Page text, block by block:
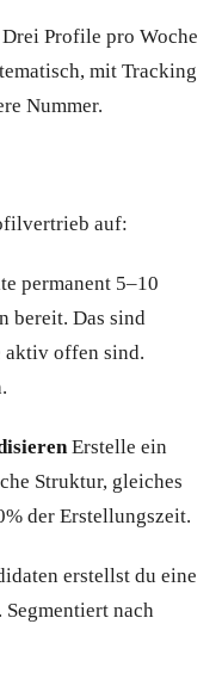
Profile pro Woche
mit Tracking
Nummer.
auf:
permanent 5–10
bereit. Das sind
aktiv offen sind.
Erstelle ein
Struktur, gleiches
der Erstellungszeit.
erstellst du eine
nach